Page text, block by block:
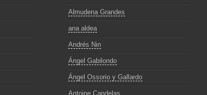
Almudena Grandes
ana aldea
Andrés Nin
Ángel Gabilondo
Ángel Ossorio y Gallardo
Antoine Candelas